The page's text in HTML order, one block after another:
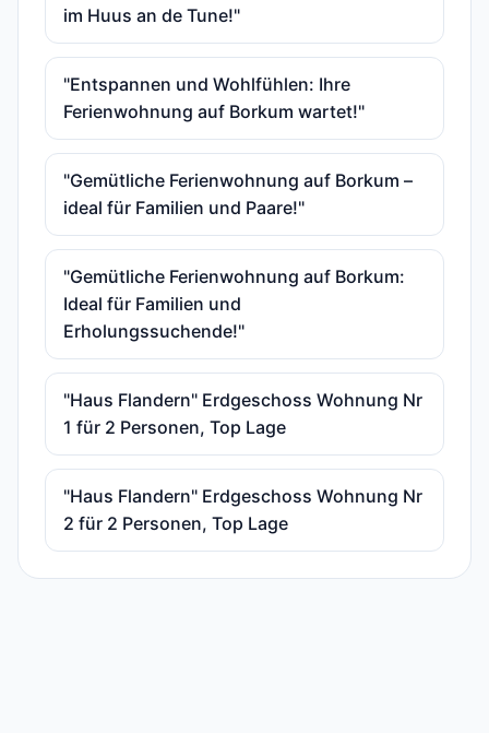
im Huus an de Tune!"
"Entspannen und Wohlfühlen: Ihre
Ferienwohnung auf Borkum wartet!"
"Gemütliche Ferienwohnung auf Borkum –
ideal für Familien und Paare!"
"Gemütliche Ferienwohnung auf Borkum:
Ideal für Familien und
Erholungssuchende!"
"Haus Flandern" Erdgeschoss Wohnung Nr
1 für 2 Personen, Top Lage
"Haus Flandern" Erdgeschoss Wohnung Nr
2 für 2 Personen, Top Lage